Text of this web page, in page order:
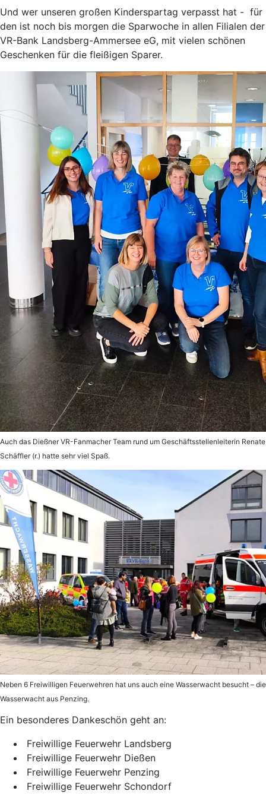
Und wer unseren großen Kinderspartag verpasst hat - für
den ist noch bis morgen die Sparwoche in allen Filialen der
VR-Bank Landsberg-Ammersee eG, mit vielen schönen
Geschenken für die fleißigen Sparer.
Auch das Dießner VR-Fanmacher Team rund um Geschäftsstellenleiterin Renate
Schäffler (r.) hatte sehr viel Spaß.
Neben 6 Freiwilligen Feuerwehren hat uns auch eine Wasserwacht besucht – die
Wasserwacht aus Penzing.
Ein besonderes Dankeschön geht an:
Freiwillige Feuerwehr Landsberg
Freiwillige Feuerwehr Dießen
Freiwillige Feuerwehr Penzing
Freiwillige Feuerwehr Schondorf